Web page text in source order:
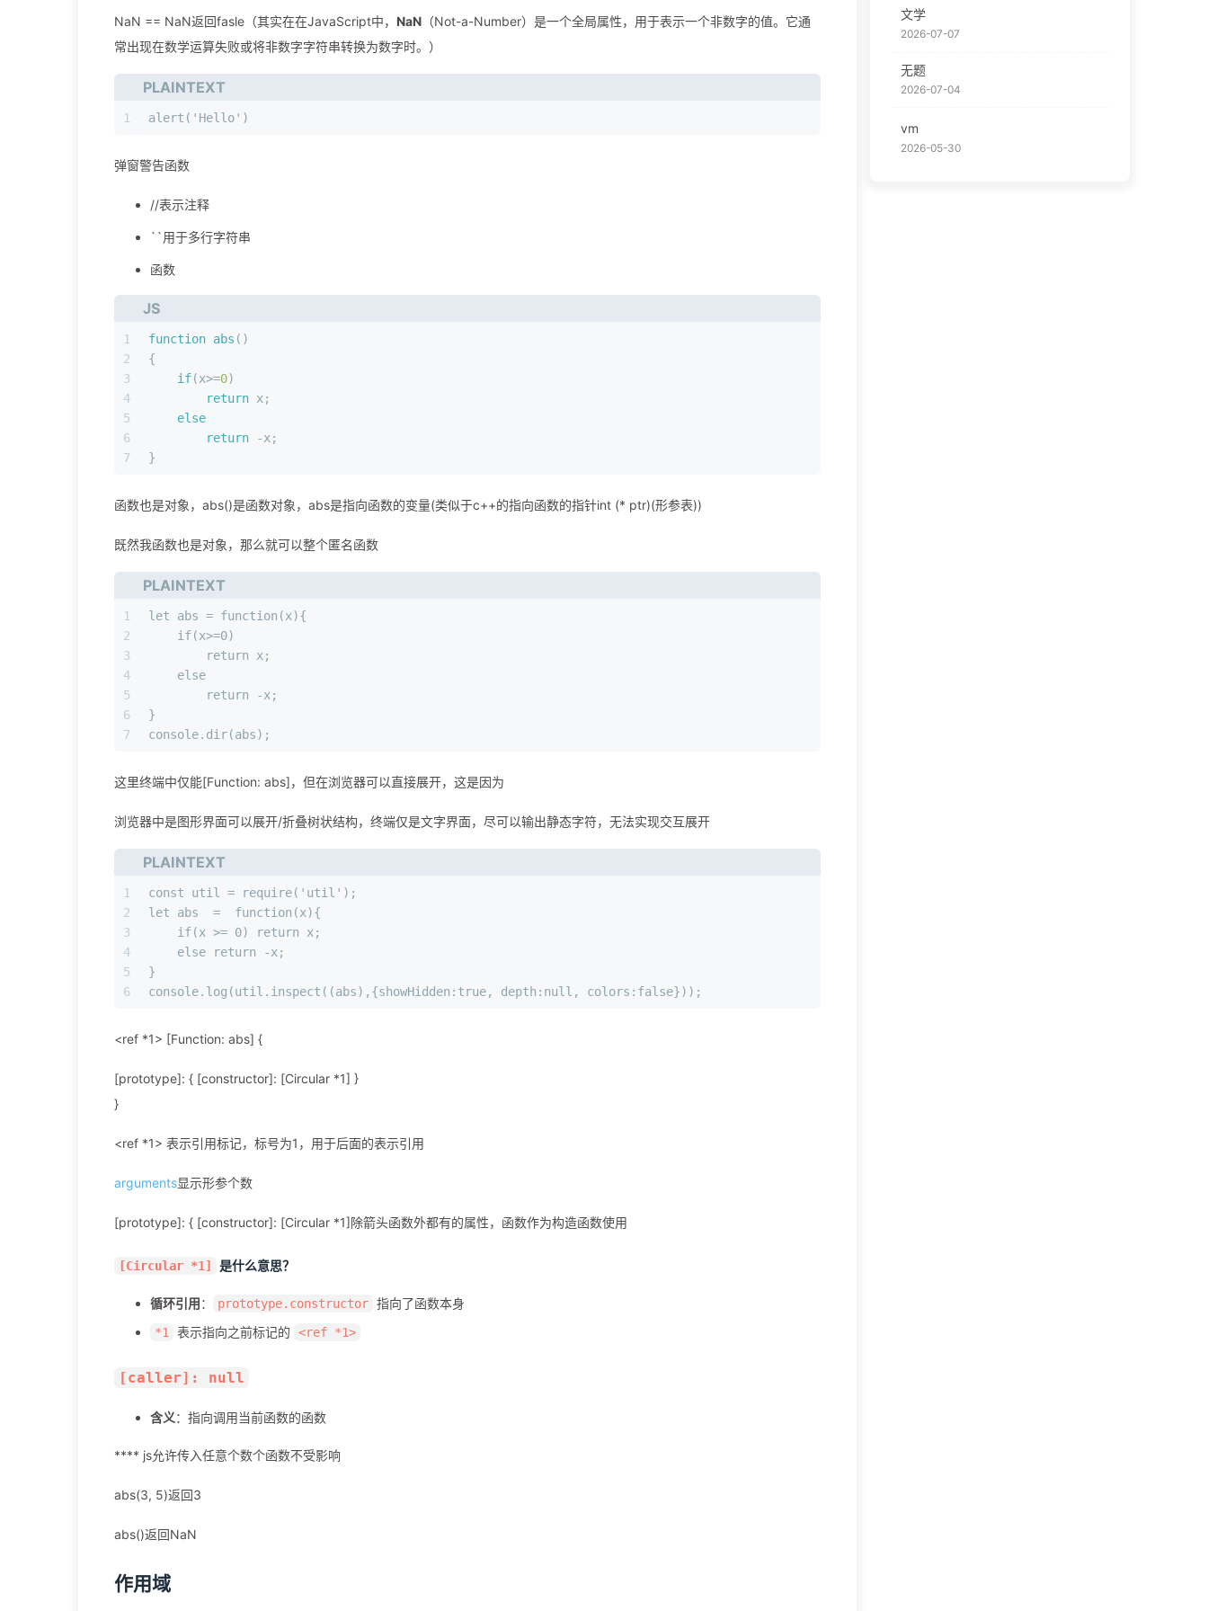
NaN == NaN返回fasle（其实在在JavaScript中， NaN （Not-a-Number）是一个全局属性，用于表示一个非数字的值。它通
常出现在数学运算失败或将非数字字符串转换为数字时。）
PLAINTEXT
1 alert('Hello')
弹窗警告函数
//表示注释
``用于多行字符串
函数
JS
1
2
3
4
5
6
7
function abs ( )
{
if(x>=0)
return x;
else
return -x;
}
函数也是对象，abs()是函数对象，abs是指向函数的变量(类似于c++的指向函数的指针int (* ptr)(形参表))
既然我函数也是对象，那么就可以整个匿名函数
PLAINTEXT
1
2
3
4
5
6
7
let abs = function(x){
    if(x>=0)
        return x;
    else
        return -x;
}
console.dir(abs);
这里终端中仅能[Function: abs]，但在浏览器可以直接展开，这是因为
浏览器中是图形界面可以展开/折叠树状结构，终端仅是文字界面，尽可以输出静态字符，无法实现交互展开
PLAINTEXT
1
2
3
4
5
6
const util = require('util');
let abs  =  function(x){
    if(x >= 0) return x;
    else return -x;
}
console.log(util.inspect((abs),{showHidden:true, depth:null, colors:false}));
<ref *1> [Function: abs] {
[prototype]: { [constructor]: [Circular *1] }
}
<ref *1> 表示引用标记，标号为1，用于后面的表示引用
arguments显示形参个数
[prototype]: { [constructor]: [Circular *1]除箭头函数外都有的属性，函数作为构造函数使用
[Circular *1] 是什么意思？
循环引用： prototype.constructor 指向了函数本身
*1 表示指向之前标记的 <ref *1>
[caller]: null
含义：指向调用当前函数的函数
**** js允许传入任意个数个函数不受影响
abs(3, 5)返回3
abs()返回NaN
作用域
文学
2026-07-07
无题
2026-07-04
vm
2026-05-30